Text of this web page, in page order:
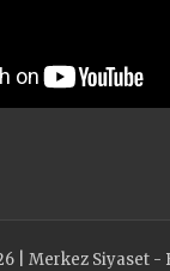
| Merkez Siyaset -